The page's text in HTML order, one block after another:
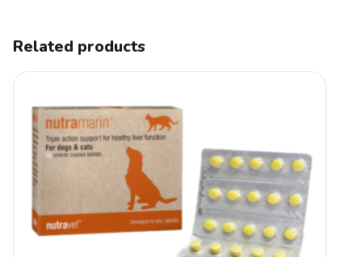
Related products